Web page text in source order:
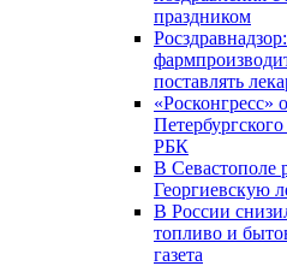
праздником
поставлять
«Росконгресс»
РБК
В Севастополе
Георгиевскую
В России
топливо и
газета